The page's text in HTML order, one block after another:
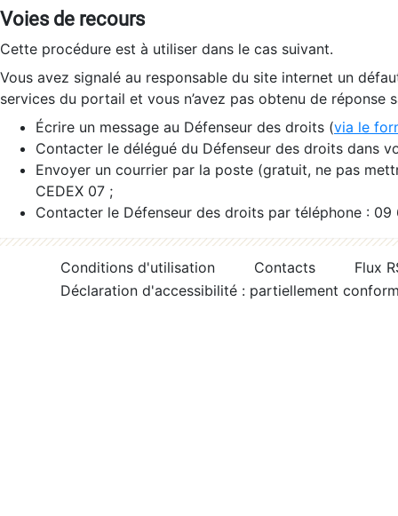
Voies de recours
Cette procédure est à utiliser dans le cas suivant.
Vous avez signalé au responsable du site internet un
services du portail et vous n’avez pas obtenu de réponse
Écrire un message au Défenseur des droits (via le
Contacter le délégué du Défenseur des droits dans
Envoyer un courrier par la poste (gratuit, ne pas
CEDEX 07 ;
Contacter le Défenseur des droits par téléphone :
Conditions d'utilisation Contacts
Flux
Déclaration d'accessibilité : partiellement